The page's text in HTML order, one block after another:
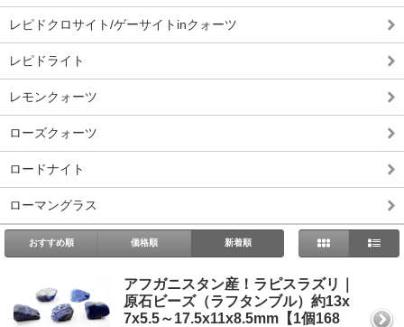
レピドクロサイト/ゲーサイトinクォーツ
レピドライト
レモンクォーツ
ローズクォーツ
ロードナイト
ローマングラス
おすすめ順 価格順 新着順
アフガニスタン産！ラピスラズリ｜
原石ビーズ（ラフタンブル）約13x
7x5.5～17.5x11x8.5mm【1個168